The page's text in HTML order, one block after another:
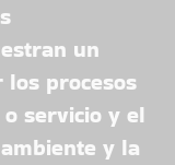
un
los procesos
servicio y el
y la